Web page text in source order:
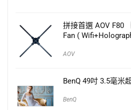
拼接首選 AOV F80
Fan (
AOV
BenQ 49吋 3.5毫米
BenQ